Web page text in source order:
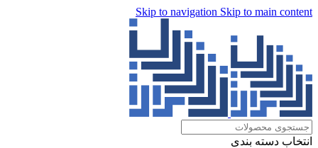
Skip to navigation Skip to main content
انتخاب دسته بندی